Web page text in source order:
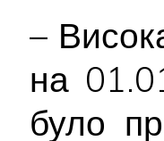
–
на
було